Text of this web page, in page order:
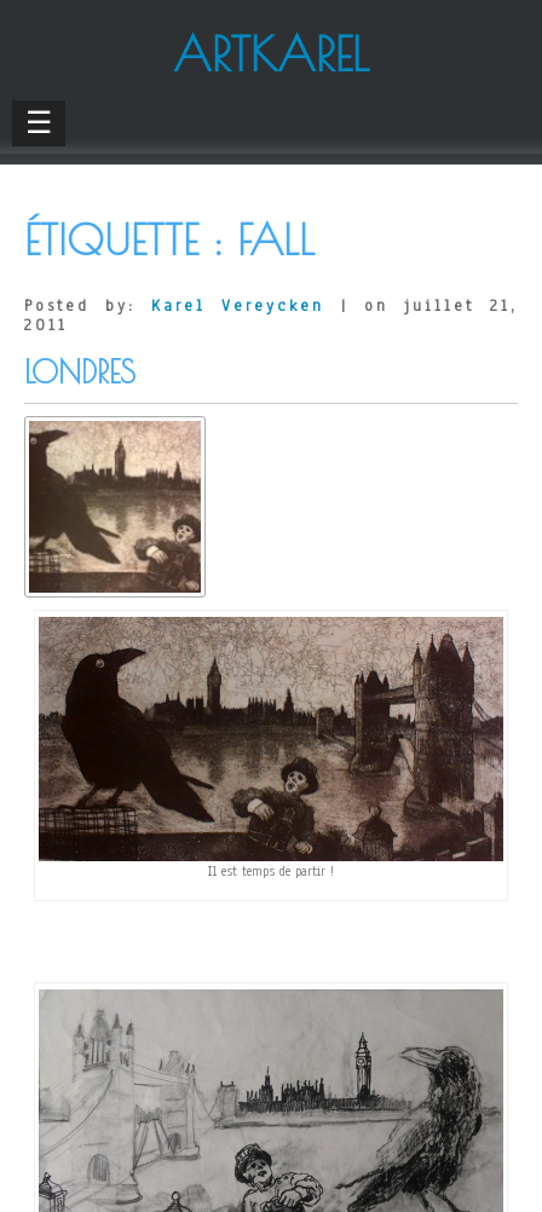
ARTKAREL
☰
ÉTIQUETTE : FALL
Posted by: Karel Vereycken
| on juillet 21,
2011
LONDRES
Il est temps de partir !